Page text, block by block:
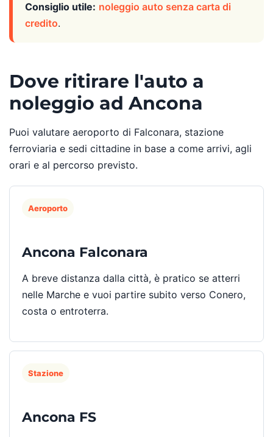
Consiglio utile: noleggio auto senza carta di
credito.
Dove ritirare l'auto a
noleggio ad Ancona
Puoi valutare aeroporto di Falconara, stazione
ferroviaria e sedi cittadine in base a come arrivi, agli
orari e al percorso previsto.
Aeroporto
Ancona Falconara
A breve distanza dalla città, è pratico se atterri
nelle Marche e vuoi partire subito verso Conero,
costa o entroterra.
Stazione
Ancona FS